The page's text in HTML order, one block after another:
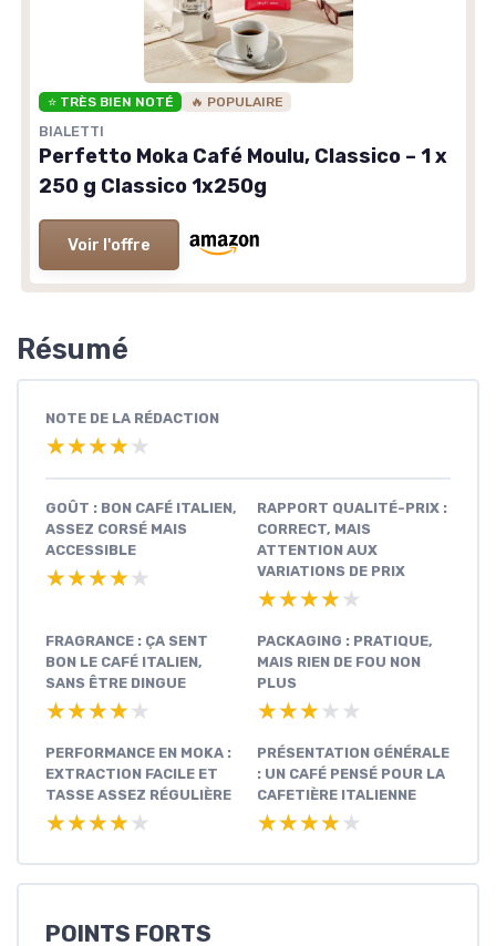
⭐ TRÈS BIEN NOTÉ 🔥 POPULAIRE
BIALETTI
Perfetto Moka Café Moulu, Classico – 1 x
250 g Classico 1x250g
Voir l'offre
Résumé
NOTE DE LA RÉDACTION
★★★★★
★★★★★
GOÛT : BON CAFÉ ITALIEN,
ASSEZ CORSÉ MAIS
ACCESSIBLE
★★★★★
★★★★★
RAPPORT QUALITÉ-PRIX :
CORRECT, MAIS
ATTENTION AUX
VARIATIONS DE PRIX
★★★★★
★★★★★
FRAGRANCE : ÇA SENT
BON LE CAFÉ ITALIEN,
SANS ÊTRE DINGUE
★★★★★
★★★★★
PACKAGING : PRATIQUE,
MAIS RIEN DE FOU NON
PLUS
★★★★★
★★★★★
PERFORMANCE EN MOKA :
EXTRACTION FACILE ET
TASSE ASSEZ RÉGULIÈRE
★★★★★
★★★★★
PRÉSENTATION GÉNÉRALE
: UN CAFÉ PENSÉ POUR LA
CAFETIÈRE ITALIENNE
★★★★★
★★★★★
POINTS FORTS